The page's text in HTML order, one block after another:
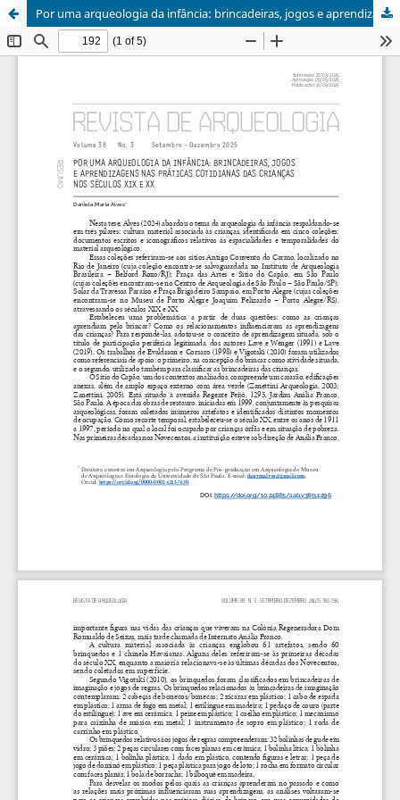
Por uma arqueologia da infância: brincadeiras, jogos e aprendizagens nas práticas cotidianas das crianças nos séculos XIX e XX